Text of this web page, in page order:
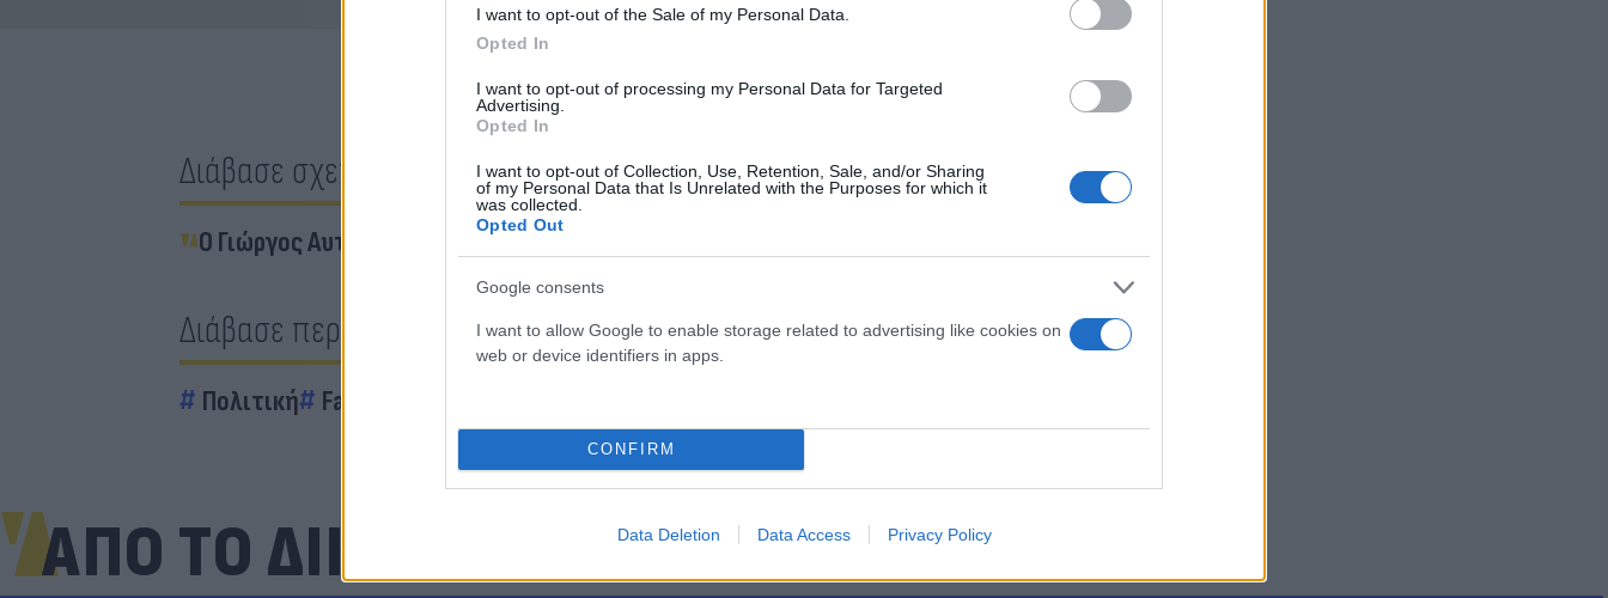
I want to opt-out of the Sale of my Personal Data.
Opted In
I want to opt-out of processing my Personal Data for Targeted
Advertising.
Opted In
I want to opt-out of Collection, Use, Retention, Sale, and/or Sharing
of my Personal Data that Is Unrelated with the Purposes for which it
was collected.
Opted Out
Google consents
I want to allow Google to enable storage related to advertising like cookies on
web or device identifiers in apps.
CONFIRM
Data Deletion Data Access Privacy Policy
Διάβασε σχετικά
Ο Γιώργος Αυτιάς υποψήφιος με τη ΝΔ στις Ευρωεκλογές; Η απάντηση Μαρινάκη
Διάβασε περισσότερα
Πολιτική Fake News
ΑΠΟ ΤΟ ΔΙΚΤΥΟ